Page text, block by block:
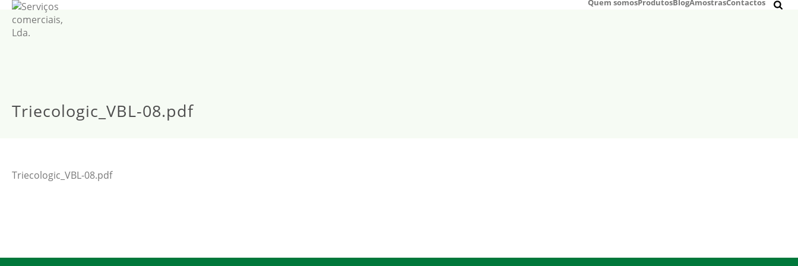
Quem somosProdutosBlogAmostrasContactos
Triecologic_VBL-08.pdf
Triecologic_VBL-08.pdf